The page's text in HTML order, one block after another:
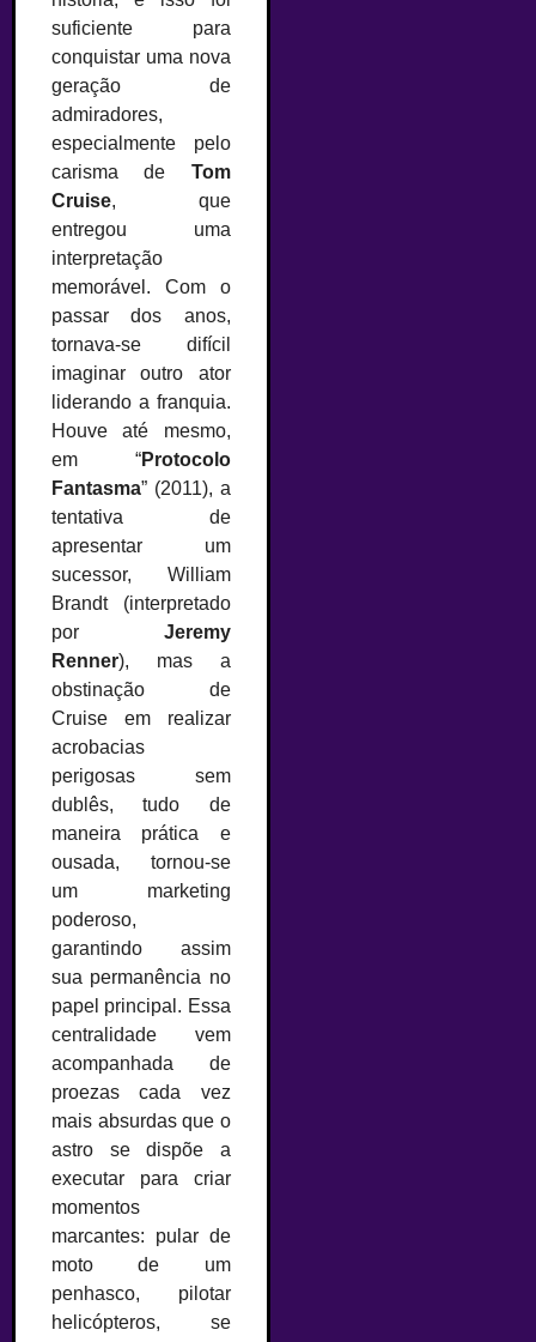
suficiente para
conquistar uma nova
geração de
admiradores,
especialmente pelo
carisma de Tom
Cruise, que
entregou uma
interpretação
memorável. Com o
passar dos anos,
tornava-se difícil
imaginar outro ator
liderando a franquia.
Houve até mesmo,
em “Protocolo
Fantasma” (2011), a
tentativa de
apresentar um
sucessor, William
Brandt (interpretado
por Jeremy
Renner), mas a
obstinação de
Cruise em realizar
acrobacias
perigosas sem
dublês, tudo de
maneira prática e
ousada, tornou-se
um marketing
poderoso,
garantindo assim
sua permanência no
papel principal. Essa
centralidade vem
acompanhada de
proezas cada vez
mais absurdas que o
astro se dispõe a
executar para criar
momentos
marcantes: pular de
moto de um
penhasco, pilotar
helicópteros, se